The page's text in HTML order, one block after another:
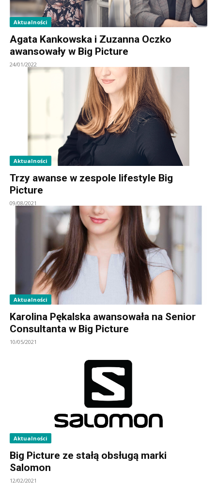
Aktualności
Agata Kankowska i Zuzanna Oczko
awansowały w Big Picture
24/01/2022
Aktualności
Trzy awanse w zespole lifestyle Big
Picture
09/08/2021
Aktualności
Karolina Pękalska awansowała na Senior
Consultanta w Big Picture
10/05/2021
Aktualności
Big Picture ze stałą obsługą marki
Salomon
12/02/2021